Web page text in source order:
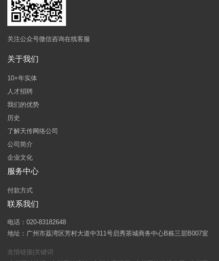
关注公众号微信咨询在线客服
关于我们
10+年实体
人才招聘
我们的优势
历史
了解天传网络公司
公司简介
企业文化
服务中心
付款方式
联系我们
电话：020-83182648
地址：广州市荔湾区芳村大道中311号启秀茶城商务中心B栋三层B007室
友情链接|关键词